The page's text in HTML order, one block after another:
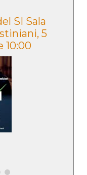
SI Sala
5
10:00